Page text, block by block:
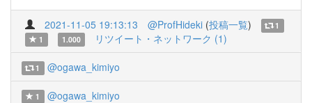
2021-11-05 19:13:13 @ProfHideki (投稿一覧)
1
1
1.000 リツイート・ネットワーク (1)
1 @ogawa_kimiyo
1 @ogawa_kimiyo